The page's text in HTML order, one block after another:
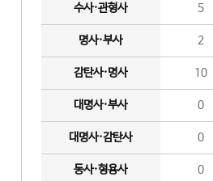
수사·관형사 5
명사·부사 2
감탄사·명사 10
대명사·부사 0
대명사·감탄사 0
동사·형용사 0